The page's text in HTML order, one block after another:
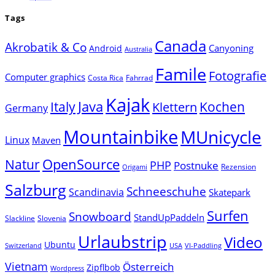
Tags
Akrobatik & Co Android Australia Canada Canyoning
Computer graphics Costa Rica Fahrrad Famile Fotografie
Germany Italy Java Kajak Klettern Kochen
Linux Maven MountainbikeMUnicycle
NaturOpenSource Origami PHP Postnuke Rezension
SalzburgScandinavia Schneeschuhe Skatepark
Slackline Slovenia Snowboard StandUpPaddeln Surfen
Switzerland Ubuntu Urlaubstrip USA VI-Paddling Video
Vietnam Wordpress Zipflbob Österreich